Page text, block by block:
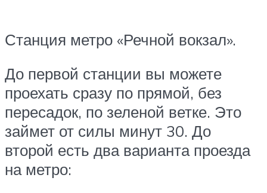
Станция метро «Речной вокзал».
До первой станции вы можете
проехать сразу по прямой, без
пересадок, по зеленой ветке. Это
займет от силы минут 30. До
второй есть два варианта проезда
на метро: